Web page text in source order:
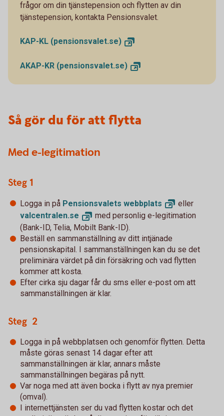
frågor om din tjänstepension och flytten av din
tjänstepension, kontakta Pensionsvalet.
KAP-KL (pensionsvalet.se)
AKAP-KR (pensionsvalet.se)
Så gör du för att flytta
Med e-legitimation
Steg 1
Logga in på Pensionsvalets webbplats
eller
valcentralen.se
med personlig e-legitimation
(Bank-ID, Telia, Mobilt Bank-ID).
Beställ en sammanställning av ditt intjänade
pensionskapital. I sammanställningen kan du se det
preliminära värdet på din försäkring och vad flytten
kommer att kosta.
Efter cirka sju dagar får du sms eller e-post om att
sammanställningen är klar.
Steg 2
Logga in på webbplatsen och genomför flytten. Detta
måste göras senast 14 dagar efter att
sammanställningen är klar, annars måste
sammanställningen begäras på nytt.
Var noga med att även bocka i flytt av nya premier
(omval).
I internettjänsten ser du vad flytten kostar och det